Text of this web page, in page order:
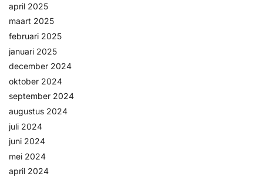
april 2025
maart 2025
februari 2025
januari 2025
december 2024
oktober 2024
september 2024
augustus 2024
juli 2024
juni 2024
mei 2024
april 2024